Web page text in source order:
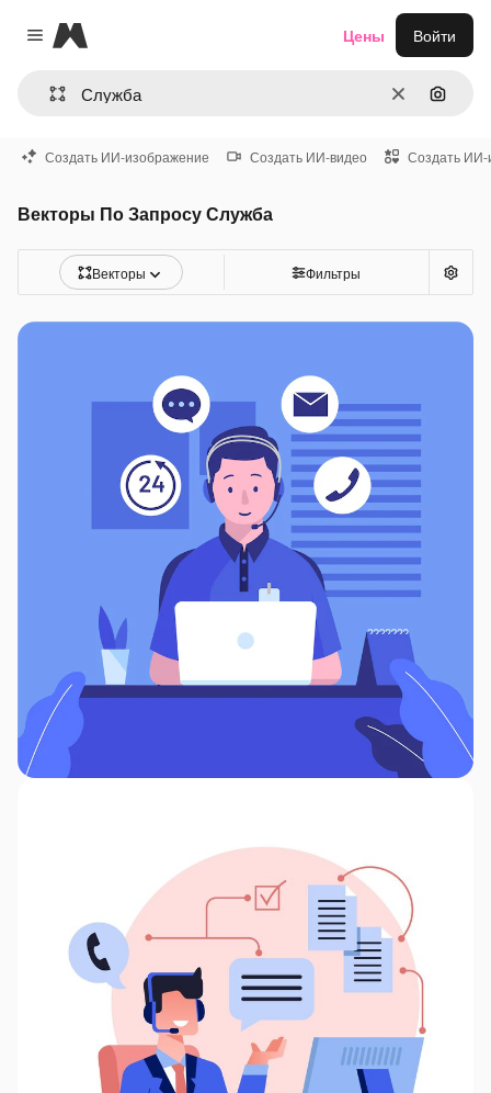
Close menu
Magnific
ОчиститьПоиск
Цены Войти
Создать ИИ-изображение Создать ИИ-видео Создать ИИ-
Векторы По Запросу Служба
Векторы Фильтры